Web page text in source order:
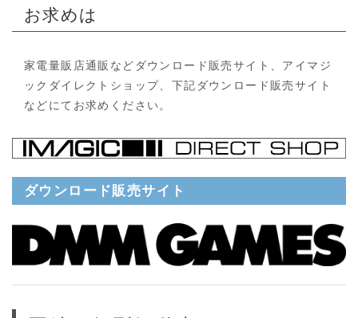
お求めは
家電量販店通販などダウンロード販売サイト、アイマジ
ックダイレクトショップ、下記ダウンロード販売サイト
などにてお求めください。
ダウンロード販売サイト